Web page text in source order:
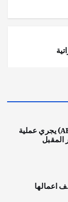
الاجسام
مكتب الإحصاءات الأسترالي (ABS) يجري عملية
اعمالها